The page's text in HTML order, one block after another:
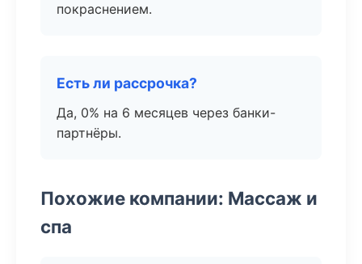
покраснением.
Есть ли рассрочка?
Да, 0% на 6 месяцев через банки-
партнёры.
Похожие компании: Массаж и
спа